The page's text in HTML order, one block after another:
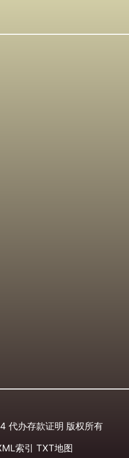
代办存款证明 版权所有
索引 TXT地图